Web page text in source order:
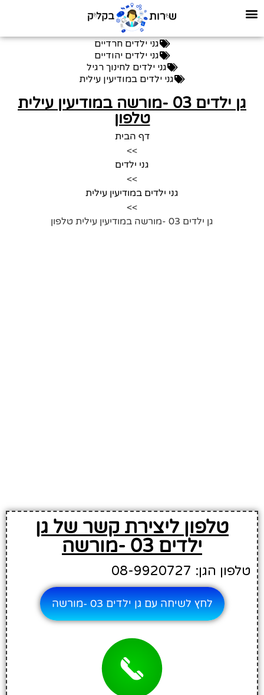
גני ילדים חרדיים
גני ילדים יהודיים
גני ילדים לחינוך רגיל
גני ילדים במודיעין עילית
גן ילדים 03 -מורשה במודיעין עילית
טלפון
דף הבית
>>
גני ילדים
>>
גני ילדים במודיעין עילית
>>
גן ילדים 03 -מורשה במודיעין עילית טלפון
טלפון ליצירת קשר של גן
ילדים 03 -מורשה
טלפון הגן: 08-9920727
לחץ לשיחה עם גן ילדים 03 -מורשה